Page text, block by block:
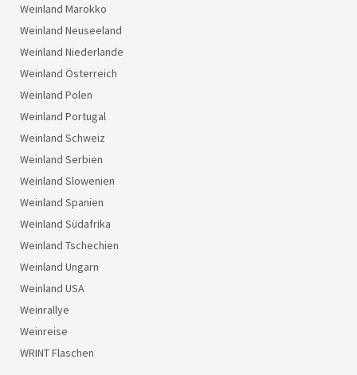
Weinland Marokko
Weinland Neuseeland
Weinland Niederlande
Weinland Österreich
Weinland Polen
Weinland Portugal
Weinland Schweiz
Weinland Serbien
Weinland Slowenien
Weinland Spanien
Weinland Südafrika
Weinland Tschechien
Weinland Ungarn
Weinland USA
Weinrallye
Weinreise
WRINT Flaschen